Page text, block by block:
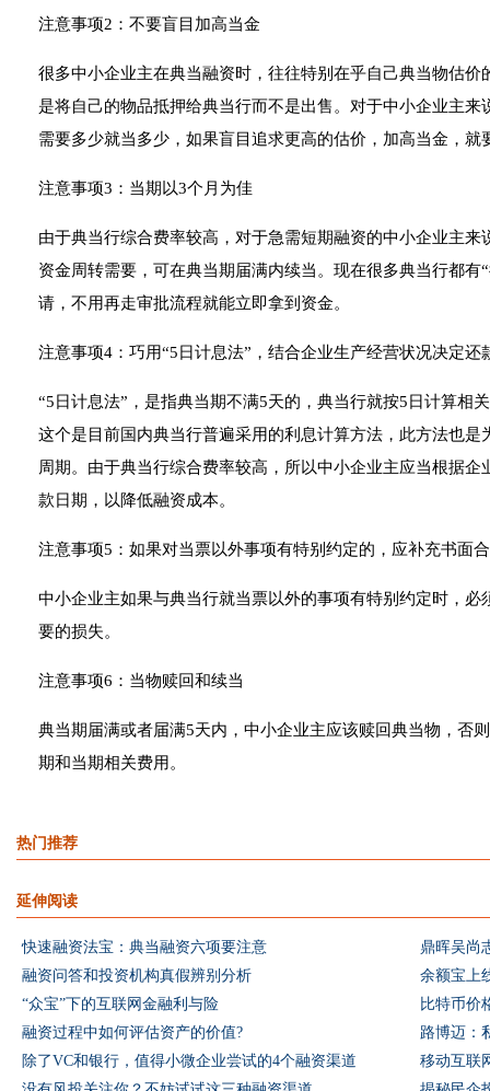
注意事项2：不要盲目加高当金
很多中小企业主在典当融资时，往往特别在乎自己典当物估
是将自己的物品抵押给典当行而不是出售。对于中小企业主
需要多少就当多少，如果盲目追求更高的估价，加高当金，
注意事项3：当期以3个月为佳
由于典当行综合费率较高，对于急需短期融资的中小企业主
资金周转需要，可在典当期届满内续当。现在很多典当行都有
请，不用再走审批流程就能立即拿到资金。
注意事项4：巧用“5日计息法”，结合企业生产经营状况决定还
“5日计息法”，是指典当期不满5天的，典当行就按5日计算相
这个是目前国内典当行普遍采用的利息计算方法，此方法也
周期。由于典当行综合费率较高，所以中小企业主应当根据
款日期，以降低融资成本。
注意事项5：如果对当票以外事项有特别约定的，应补充书面
中小企业主如果与典当行就当票以外的事项有特别约定时，
要的损失。
注意事项6：当物赎回和续当
典当期届满或者届满5天内，中小企业主应该赎回典当物，否
期和当期相关费用。
热门推荐
延伸阅读
快速融资法宝：典当融资六项要注意
鼎晖吴尚
融资问答和投资机构真假辨别分析
余额宝上
“众宝”下的互联网金融利与险
比特币价
融资过程中如何评估资产的价值?
路博迈：
除了VC和银行，值得小微企业尝试的4个融资渠道
移动互联